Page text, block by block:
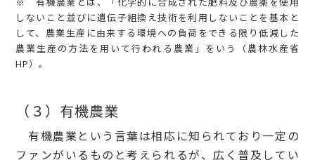
しないこと並びに遺伝子組換え技術を利用しないことを基本と
して、農業生産に由来する環境への負荷をできる限り低減した
農業生産の方法を用いて行われる農業」をいう（農林水産省
HP）。
（３）有機農業
有機農業という言葉は相応に知られており一定の
ファンがいるものと考えられるが、広く普及してい